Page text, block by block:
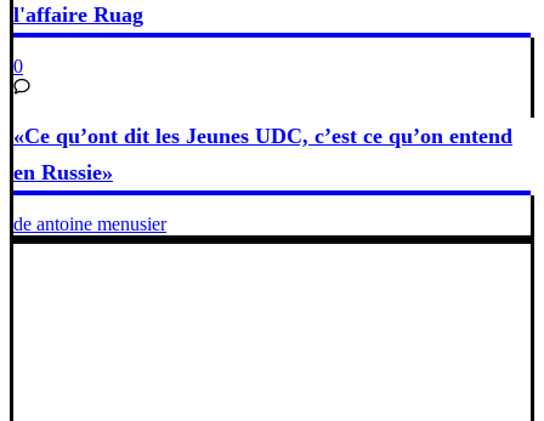
l'affaire Ruag
0
«Ce qu’ont dit les Jeunes UDC, c’est ce qu’on entend
en Russie»
de antoine menusier